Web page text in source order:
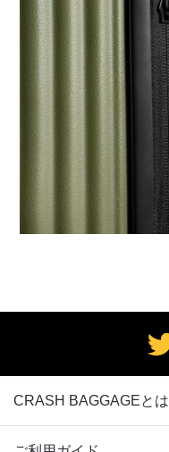
CRASH BAGGAGEとは